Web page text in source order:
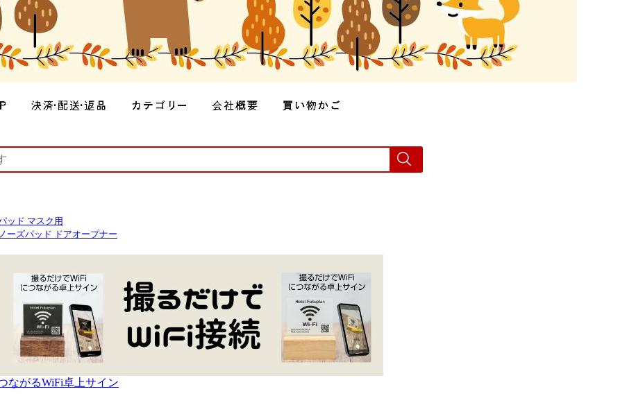
ッド マスク用
ーズパッド ドアオープナー
ながるWiFi卓上サイン